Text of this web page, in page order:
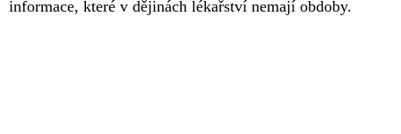
informace, které v dějinách lékařství nemají obdoby.